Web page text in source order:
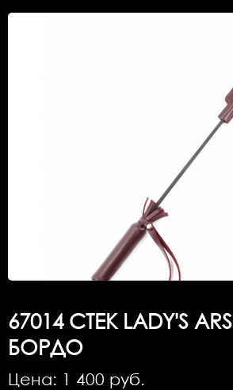
67014СТЕК LADY'S
БОРДО
Цена: 1 400 руб.